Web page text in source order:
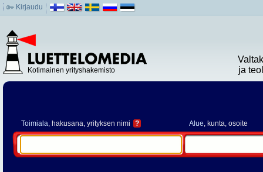
Kirjaudu
Kotimainen yrityshakemisto
ja
Toimiala, hakusana, yrityksen nimi ? Alue, kunta, osoite